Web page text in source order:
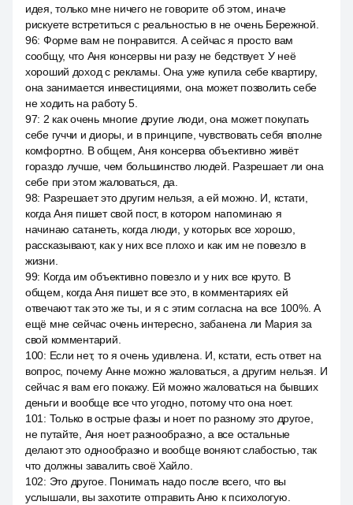
идея, только мне ничего не говорите об этом, иначе
рискуете встретиться с реальностью в не очень Бережной.
96: Форме вам не понравится. А сейчас я просто вам
сообщу, что Аня консервы ни разу не бедствует. У неё
хороший доход с рекламы. Она уже купила себе квартиру,
она занимается инвестициями, она может позволить себе
не ходить на работу 5.
97: 2 как очень многие другие люди, она может покупать
себе гуччи и диоры, и в принципе, чувствовать себя вполне
комфортно. В общем, Аня консерва объективно живёт
гораздо лучше, чем большинство людей. Разрешает ли она
себе при этом жаловаться, да.
98: Разрешает это другим нельзя, а ей можно. И, кстати,
когда Аня пишет свой пост, в котором напоминаю я
начинаю сатанеть, когда люди, у которых все хорошо,
рассказывают, как у них все плохо и как им не повезло в
жизни.
99: Когда им объективно повезло и у них все круто. В
общем, когда Аня пишет все это, в комментариях ей
отвечают так это же ты, и я с этим согласна на все 100%. А
ещё мне сейчас очень интересно, забанена ли Мария за
свой комментарий.
100: Если нет, то я очень удивлена. И, кстати, есть ответ на
вопрос, почему Анне можно жаловаться, а другим нельзя. И
сейчас я вам его покажу. Ей можно жаловаться на бывших
деньги и вообще все что угодно, потому что она ноет.
101 : Только в острые фазы и ноет по разному это другое,
не путайте, Аня ноет разнообразно, а все остальные
делают это однообразно и вообще воняют слабостью, так
что должны завалить своё Хайло.
102: Это другое. Понимать надо после всего, что вы
услышали, вы захотите отправить Аню к психологую.